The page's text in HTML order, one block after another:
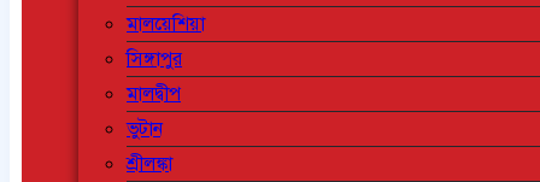
মালয়েশিয়া
সিঙ্গাপুর
মালদ্বীপ
ভুটান
শ্রীলঙ্কা